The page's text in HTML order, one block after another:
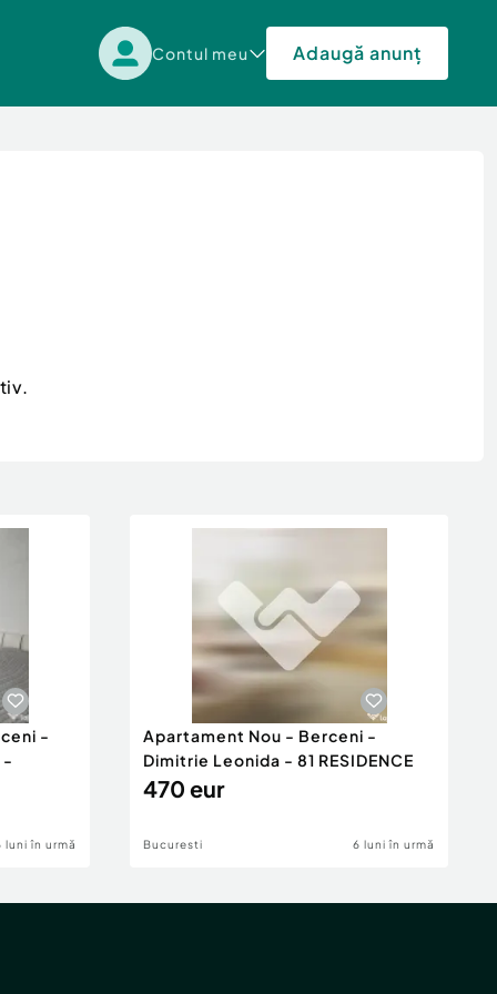
Contul meu Adaugă anunț
-
-
luni în urmă
Apartament Nou - Berceni -
Dimitrie Leonida - 81 RESIDENCE
470 eur
Bucuresti 6 luni în urmă